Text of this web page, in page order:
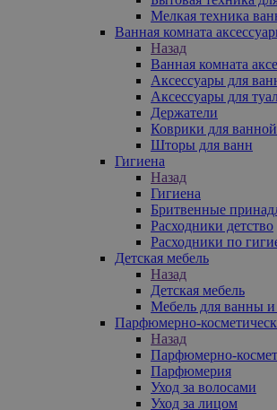
Мелкая техника
Ванная комната
Назад
Ванная комната
Аксессуары для
Аксессуары для
Держатели
Коврики для ванной
Шторы для ванн
Гигиена
Назад
Гигиена
Бритвенные
Расходники детство
Расходники по
Детская мебель
Назад
Детская мебель
Мебель для ванны и
Парфюмерно-
Назад
Парфюмерно-
Парфюмерия
Уход за волосами
Уход за лицом